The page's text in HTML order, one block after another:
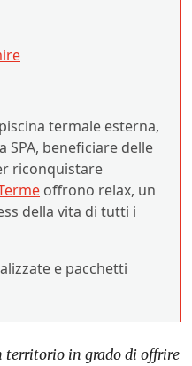
termale esterna,
beneficiare delle
riconquistare
offrono relax, un
della vita di tutti i
e pacchetti
territorio in grado di offrire